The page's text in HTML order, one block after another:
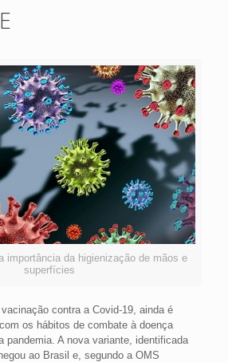
importância da higienização de mãos e
superfícies
contra a Covid-19, ainda é
os hábitos de combate à doença
pandemia. A nova variante, identificada
ao Brasil e, segundo a OMS